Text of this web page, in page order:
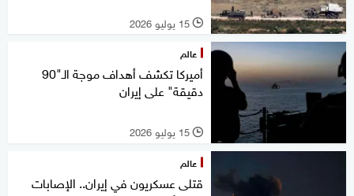
l 15 يوليو 2026
عالم
أميركا تكشف أهداف موجة الـ"90
دقيقة" على إيران
l 15 يوليو 2026
عالم
قتلى عسكريون في إيران.. الإصابات